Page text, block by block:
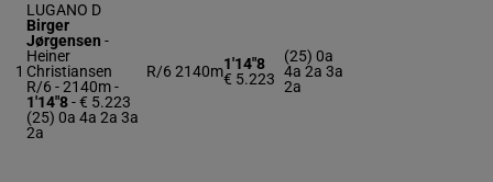
1
LUGANO D
Birger
Jørgensen -
Heiner
Christiansen
R/6 - 2140m-
1'14"8- € 5.223
(25) 0a 4a 2a 3a
2a
R/6 2140m1'14"8
€ 5.223
(25) 0a
4a 2a 3a
2a